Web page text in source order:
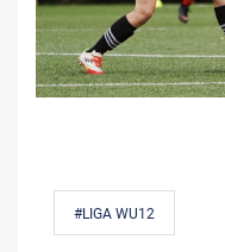
#LIGA WU12